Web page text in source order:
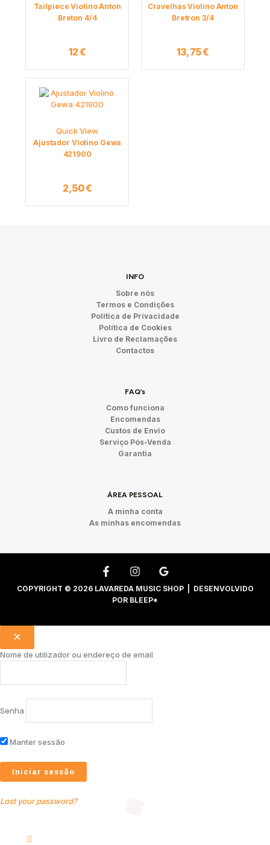
Tailpiece Violino Anton
Breton 4/4
12€
Cravelhas Violino Anton
Bretron 3/4
13,75€
Quick View
Ajustador Violino Gewa
421900
2,50€
INFO
Sobre nós
Termos e Condições
Política de Privacidade
Política de Cookies
Livro de Reclamações
Contactos
FAQ’s
Como funciona
Encomendas
Custos de Envio
Serviço Pós-Venda
Garantia
ÁREA PESSOAL
A minha conta
As minhas encomendas
COPYRIGHT © 2026 LAVAREDA MUSIC SHOP | DESENVOLVIDO
POR BLEEP*
Nome de utilizador ou endereço de email
Senha
Manter sessão
Lost your password?